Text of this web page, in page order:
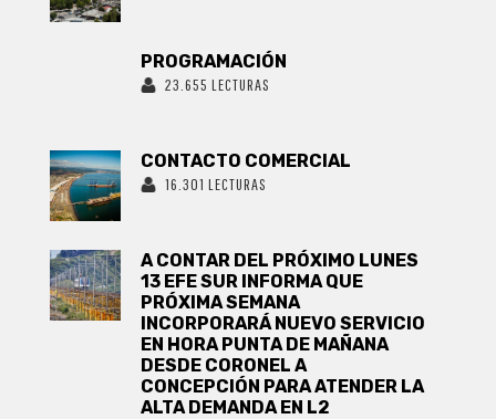
PROGRAMACIÓN
23.655 LECTURAS
CONTACTO COMERCIAL
16.301 LECTURAS
A CONTAR DEL PRÓXIMO LUNES
13 EFE SUR INFORMA QUE
PRÓXIMA SEMANA
INCORPORARÁ NUEVO SERVICIO
EN HORA PUNTA DE MAÑANA
DESDE CORONEL A
CONCEPCIÓN PARA ATENDER LA
ALTA DEMANDA EN L2